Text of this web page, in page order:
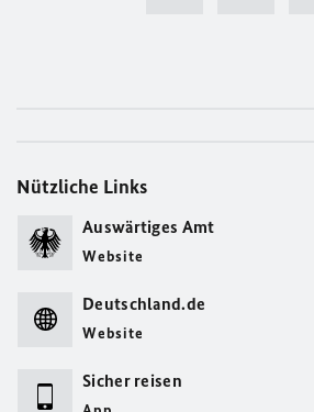
Nützliche Links
Auswärtiges Amt
Website
Deutschland.de
Website
Sicher reisen